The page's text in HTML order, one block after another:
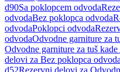
d90Sa poklopcem odvoda
odvodaBez poklopca odvoda
odvodaPoklopci odvoda
odvodaOdvodne garniture za
Odvodne garniture za tuš kade
delovi za Bez poklopca odvoda
d52Rezervni delovi za